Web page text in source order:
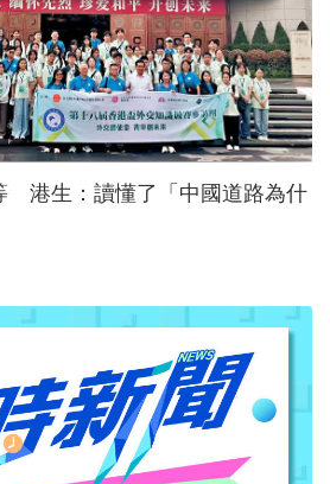
港生：讀懂了「中國道路為什